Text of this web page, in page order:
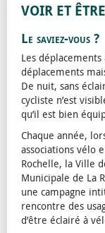
VOIR ET
Le saviez-vous ?
Les
déplacements
De nuit, sans
cycliste n’est
qu’il est bien
Chaque année,
associations vélo
Rochelle, la Ville
Municipale de La
une campagne
rencontre des
d’être éclairé à